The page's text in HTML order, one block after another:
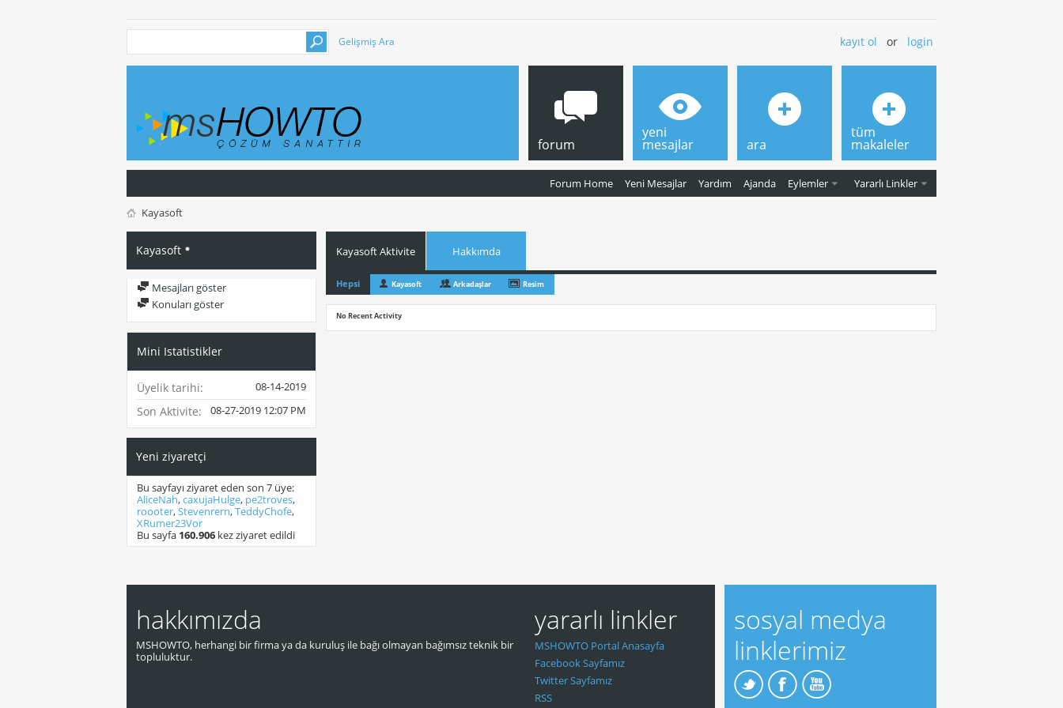
Gelişmiş Ara kayıt ol or login
forum
Forum Home Yeni Mesajlar Yardım Ajanda Eylemler Yararlı Linkler
yeni
mesajlar ara
tüm
makaleler
Kayasoft
Kayasoft
Mesajları göster
Konuları göster
Mini Istatistikler
Üyelik tarihi 08-14-2019
Son Aktivite 08-27-2019 12:07 PM
Yeni ziyaretçi
Bu sayfayı ziyaret eden son 7 üye:
AliceNah,caxujaHulge, pe2troves,
roooter,Stevenrern,TeddyChofe,
XRumer23Vor
Bu sayfa 160.906 kez ziyaret edildi
Kayasoft Aktivite Hakkımda
Hepsi Kayasoft Arkadaşlar Resim
No Recent Activity
hakkımızda
MSHOWTO, herhangi bir firma ya da kuruluş ile bağı olmayan bağımsız teknik bir
topluluktur.
yararlı linkler
MSHOWTO Portal Anasayfa
Facebook Sayfamız
Twitter Sayfamız
RSS
sosyal medya
linklerimiz